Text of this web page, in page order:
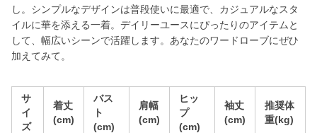
し。シンプルなデザインは普段使いに最適で、カジュアルなスタ
イルに華を添える一着。デイリーユースにぴったりのアイテムと
して、幅広いシーンで活躍します。あなたのワードローブにぜひ
加えてみて。
サ
イ
ズ
着丈
(cm)
バス
ト
(cm)
肩幅
(cm)
ヒッ
プ
(cm)
袖丈
(cm)
推奨体
重(kg)